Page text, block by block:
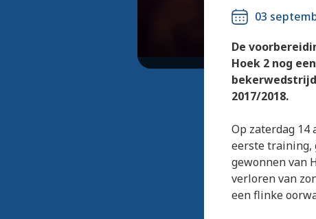
03
De
Hoek 2 nog
2017/2018.
Op zaterdag 14
eerste training,
gewonnen van
verloren van
een flinke